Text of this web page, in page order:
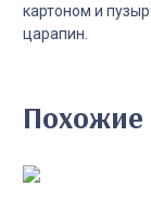
картоном и
царапин.